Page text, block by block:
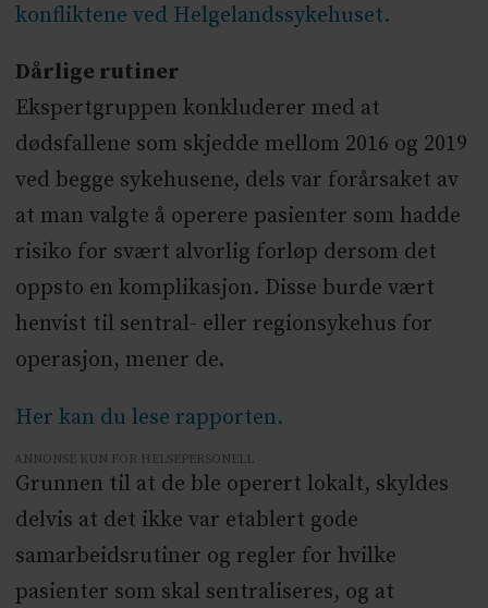
konfliktene ved Helgelandssykehuset.
Dårlige rutiner
Ekspertgruppen konkluderer med at
dødsfallene som skjedde mellom 2016 og 2019
ved begge sykehusene, dels var forårsaket av
at man valgte å operere pasienter som hadde
risiko for svært alvorlig forløp dersom det
oppsto en komplikasjon. Disse burde vært
henvist til sentral- eller regionsykehus for
operasjon, mener de.
Her kan du lese rapporten.
ANNONSE KUN FOR HELSEPERSONELL
Grunnen til at de ble operert lokalt, skyldes
delvis at det ikke var etablert gode
samarbeidsrutiner og regler for hvilke
pasienter som skal sentraliseres, og at